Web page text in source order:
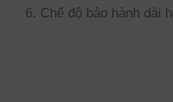
Chế độ bảo hành dài